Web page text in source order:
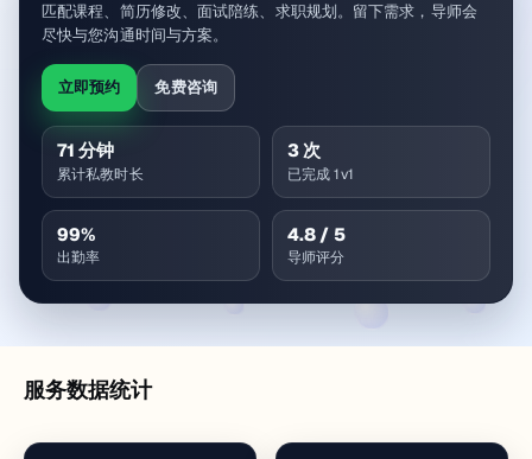
匹配课程、简历修改、面试陪练、求职规划。留下需求，导师会
尽快与您沟通时间与方案。
立即预约 免费咨询
71 分钟
累计私教时长
3次
已完成 1v1
99%
出勤率
4.8 / 5
导师评分
服务数据统计